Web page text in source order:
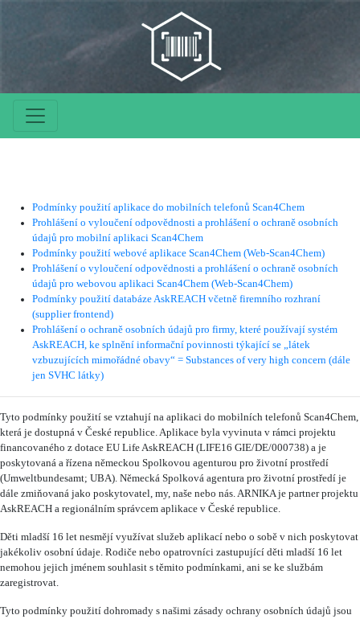
Podmínky použití aplikace do mobilních telefonů Scan4Chem
Prohlášení o vyloučení odpovědnosti a prohlášení o ochraně osobních
údajů pro mobilní aplikaci Scan4Chem
Podmínky použití webové aplikace Scan4Chem (Web-Scan4Chem)
Prohlášení o vyloučení odpovědnosti a prohlášení o ochraně osobních
údajů pro webovou aplikaci Scan4Chem (Web-Scan4Chem)
Podmínky použití databáze AskREACH včetně firemního rozhraní
(supplier frontend)
Prohlášení o ochraně osobních údajů pro firmy, které používají systém
AskREACH, ke splnění informační povinnosti týkající se „látek
vzbuzujících mimořádné obavy“ = Substances of very high concern (dále
jen SVHC látky)
Tyto podmínky použití se vztahují na aplikaci do mobilních telefonů Scan4Chem,
která je dostupná v České republice. Aplikace byla vyvinuta v rámci projektu
financovaného z dotace EU Life AskREACH (LIFE16 GIE/DE/000738) a je
poskytovaná a řízena německou Spolkovou agenturou pro životní prostředí
(Umweltbundesamt; UBA). Německá Spolková agentura pro životní prostředí je
dále zmiňovaná jako poskytovatel, my, naše nebo nás. ARNIKA je partner projektu
AskREACH a regionálním správcem aplikace v České republice.
Děti mladší 16 let nesmějí využívat služeb aplikací nebo o sobě v nich poskytovat
jakékoliv osobní údaje. Rodiče nebo opatrovníci zastupující děti mladší 16 let
nemohou jejich jménem souhlasit s těmito podmínkami, ani se ke službám
zaregistrovat.
Tyto podmínky použití dohromady s našimi zásady ochrany osobních údajů jsou